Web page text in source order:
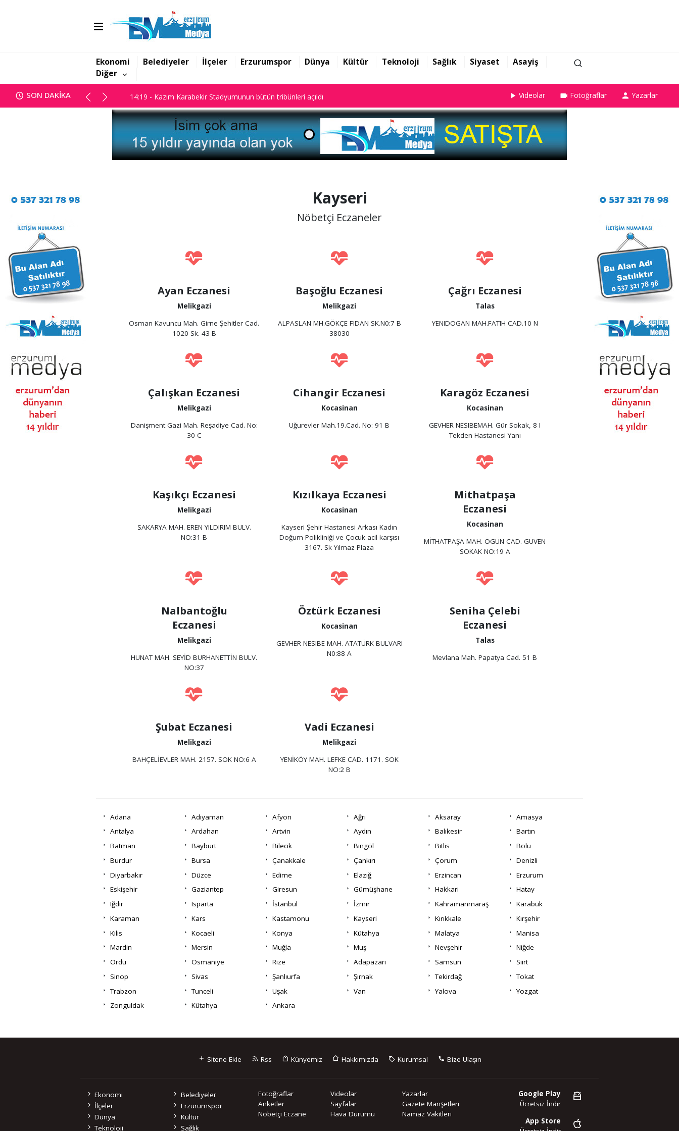
Ekonomi Belediyeler İlçeler Erzurumspor Dünya Kültür Teknoloji Sağlık Siyaset
Asayiş
Diğer
SON DAKİKA
14:10 - Usta Kalem Engin Gültekin yazılarına başladı
14:19 - Kazım Karabekir Stadyumunun bütün tribünleri açıldı
14:19 - Kazım Karabekir Stadyumunun bütün tribünleri açıldı Videolar Fotoğraflar Yazarlar
Kayseri
Nöbetçi Eczaneler
Ayan Eczanesi
Melikgazi
Osman Kavuncu Mah. Girne Şehitler Cad.
1020 Sk. 43 B
Başoğlu Eczanesi
Melikgazi
ALPASLAN MH.GÖKÇE FIDAN SK.N0:7 B
38030
Çağrı Eczanesi
Talas
YENIDOGAN MAH.FATIH CAD.10 N
Çalışkan Eczanesi
Melikgazi
Danişment Gazi Mah. Reşadiye Cad. No:
30 C
Cihangir Eczanesi
Kocasinan
Uğurevler Mah.19.Cad. No: 91 B
Karagöz Eczanesi
Kocasinan
GEVHER NESIBEMAH. Gür Sokak, 8 I
Tekden Hastanesi Yanı
Kaşıkçı Eczanesi
Melikgazi
SAKARYA MAH. EREN YILDIRIM BULV.
NO:31 B
Kızılkaya Eczanesi
Kocasinan
Kayseri Şehir Hastanesi Arkası Kadın
Doğum Polikliniği ve Çocuk acil karşısı
3167. Sk Yılmaz Plaza
Mithatpaşa
Eczanesi
Kocasinan
MİTHATPAŞA MAH. ÖGÜN CAD. GÜVEN
SOKAK NO:19 A
Nalbantoğlu
Eczanesi
Melikgazi
HUNAT MAH. SEYİD BURHANETTİN BULV.
NO:37
Öztürk Eczanesi
Kocasinan
GEVHER NESIBE MAH. ATATÜRK BULVARI
N0:88 A
Seniha Çelebi
Eczanesi
Talas
Mevlana Mah. Papatya Cad. 51 B
Şubat Eczanesi
Melikgazi
BAHÇELİEVLER MAH. 2157. SOK NO:6 A
Vadi Eczanesi
Melikgazi
YENİKÖY MAH. LEFKE CAD. 1171. SOK
NO:2 B
Adana Adıyaman Afyon Ağrı Aksaray
Amasya
Antalya
Ardahan Artvin Aydın Balıkesir
Bartın
Batman
Bayburt Bilecik Bingöl Bitlis
Bolu
Burdur
Bursa Çanakkale Çankırı Çorum
Denizli
Diyarbakır
Düzce Edirne Elazığ Erzincan
Erzurum
Eskişehir
Gaziantep Giresun Gümüşhane Hakkari
Hatay
Iğdır
Isparta İstanbul İzmir Kahramanmaraş
Karabük
Karaman
Kars Kastamonu Kayseri Kırıkkale
Kırşehir
Kilis
Kocaeli Konya Kütahya Malatya
Manisa
Mardin
Mersin Muğla Muş Nevşehir
Niğde
Ordu
Osmaniye Rize Adapazarı Samsun
Siirt
Sinop
Sivas Şanlıurfa Şırnak Tekirdağ
Tokat
Trabzon
Tunceli Uşak Van Yalova
Yozgat
Zonguldak
Kütahya Ankara
Sitene Ekle Rss Künyemiz Hakkımızda Kurumsal Bize Ulaşın
Ekonomi
Belediyeler
İlçeler
Erzurumspor
Dünya
Kültür
Teknoloji
Sağlık
Fotoğraflar Videolar
Yazarlar
Anketler
Sayfalar
Gazete Manşetleri
Nöbetçi Eczane
Hava Durumu Namaz Vakitleri
Google Play
Ücretsiz İndir
App Store